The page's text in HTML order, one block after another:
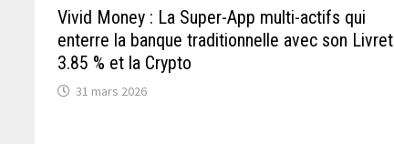
Vivid Money : La Super-App multi-actifs qui
enterre la banque traditionnelle avec son Livret
3.85 % et la Crypto
31 mars 2026